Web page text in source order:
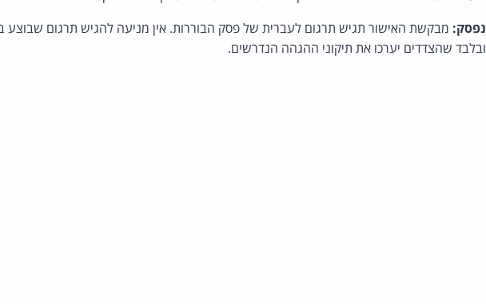
נפסק: מבקשת האישור תגיש תרגום לעברית של פסק הבוררות. אין מניעה להגיש תרגום שבוצע
ובלבד שהצדדים יערכו את תיקוני ההגהה הנדרשים.